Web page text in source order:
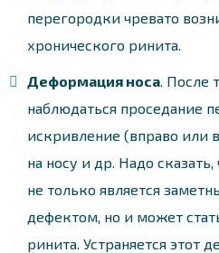
перегородки чревато
хронического ринита.
Деформация носа .
наблюдаться проседание
искривление (вправо или
на носу и др. Надо
не только является
дефектом, но и может
ринита. Устраняется этот